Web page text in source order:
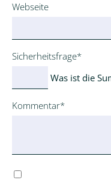
Webseite
Pflichtfeld
Sicherheitsfrage*
Was ist die
Pflichtfeld
Kommentar*